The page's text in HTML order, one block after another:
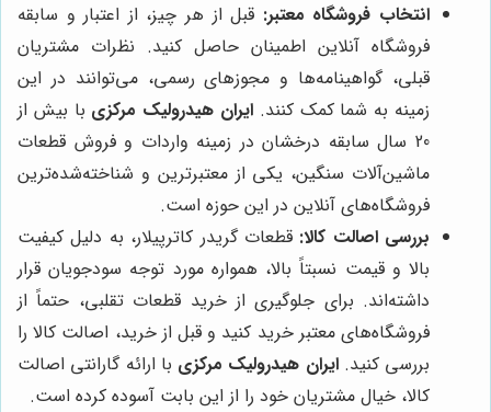
انتخاب فروشگاه معتبر: قبل از هر چیز، از اعتبار و سابقه
فروشگاه آنلاین اطمینان حاصل کنید. نظرات مشتریان
قبلی، گواهینامه‌ها و مجوزهای رسمی، می‌توانند در این
زمینه به شما کمک کنند. ایران هیدرولیک مرکزی با بیش از
20 سال سابقه درخشان در زمینه واردات و فروش قطعات
ماشین‌آلات سنگین، یکی از معتبرترین و شناخته‌شده‌ترین
فروشگاه‌های آنلاین در این حوزه است.
بررسی اصالت کالا: قطعات گریدر کاترپیلار، به دلیل کیفیت
بالا و قیمت نسبتاً بالا، همواره مورد توجه سودجویان قرار
داشته‌اند. برای جلوگیری از خرید قطعات تقلبی، حتماً از
فروشگاه‌های معتبر خرید کنید و قبل از خرید، اصالت کالا را
بررسی کنید.ایران هیدرولیک مرکزی با ارائه گارانتی اصالت
کالا، خیال مشتریان خود را از این بابت آسوده کرده است.